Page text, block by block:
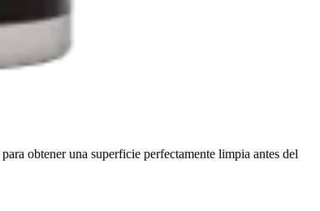
obtener una superficie perfectamente limpia antes del